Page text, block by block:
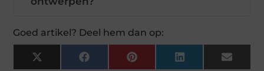
Goed artikel? Deel hem dan op:
X
FacebookPinterestLinkedInEmail